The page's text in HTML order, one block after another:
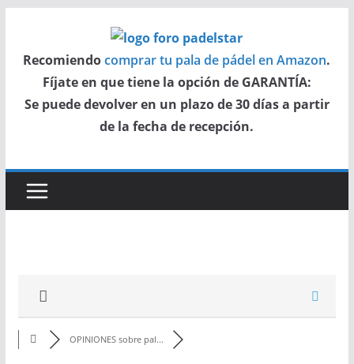
contenido
Recomiendocomprar tu pala de pádel en Amazon.
Fíjate en que tiene la opción de GARANTÍA:
Se puede devolver en un plazo de 30 días a partir
de la fecha de recepción.
OPINIONES sobre pal...